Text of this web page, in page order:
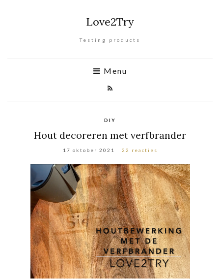
Love2Try
Testing products
Menu
DIY
Hout decoreren met verfbrander
17 oktober 2021 22 reacties